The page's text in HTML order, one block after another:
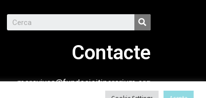
Contacte
marcvives@fundacioitinerarium.org